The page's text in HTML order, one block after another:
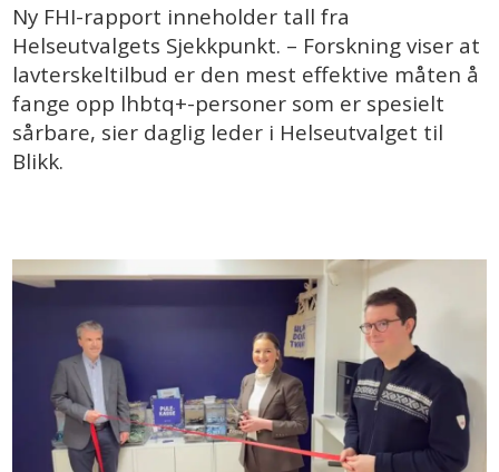
Ny FHI-rapport inneholder tall fra
Helseutvalgets Sjekkpunkt. – Forskning viser at
lavterskeltilbud er den mest effektive måten å
fange opp lhbtq+-personer som er spesielt
sårbare, sier daglig leder i Helseutvalget til
Blikk.